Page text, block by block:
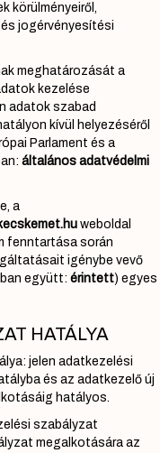
körülményeiről,
jogérvényesítési
meghatározását a
kezelése
adatok szabad
kívül helyezéséről
Parlament és a
általános adatvédelmi
a
weboldal
fenntartása során
igénybe vevő
együtt: érintett) egyes
HATÁLYA
jelen adatkezelési
és az adatkezelő új
hatályos.
szabályzat
megalkotására az